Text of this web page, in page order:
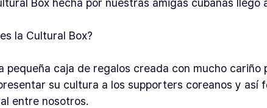
Box hecha por nuestras amigas cubanas llegó
la Cultural Box?
pequeña caja de regalos creada con mucho
su cultura a los supporters coreanos y así
entre nosotros.